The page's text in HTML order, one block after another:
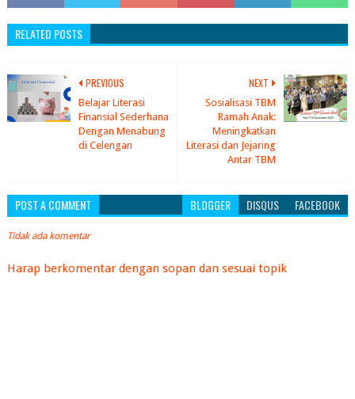
RELATED POSTS
NEXT
Sosialisasi TBM
Ramah Anak:
Meningkatkan
Literasi dan Jejaring
Antar TBM
PREVIOUS
Belajar Literasi
Finansial Sederhana
Dengan Menabung
di Celengan
POST A COMMENT BLOGGER DISQUS FACEBOOK
Tidak ada komentar
Harap berkomentar dengan sopan dan sesuai topik